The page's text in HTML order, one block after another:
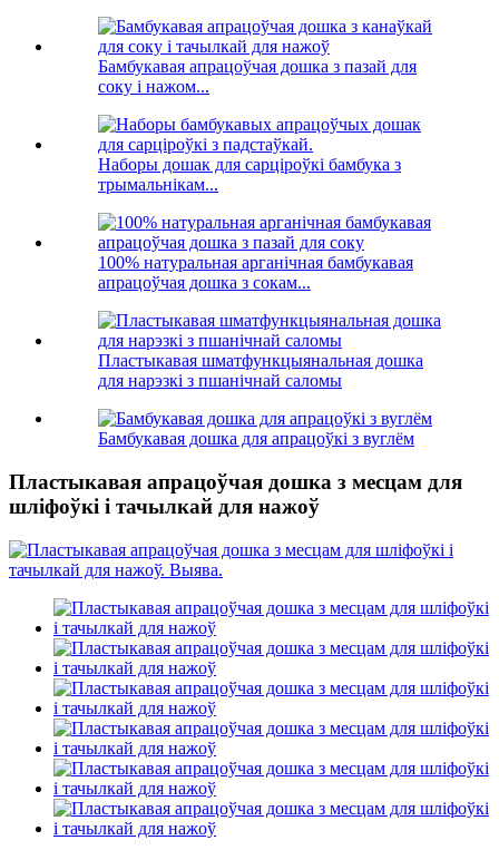
Бамбукавая апрацоўчая дошка з пазай для
соку і нажом...
Наборы дошак для сарціроўкі бамбука з
трымальнікам...
100% натуральная арганічная бамбукавая
апрацоўчая дошка з сокам...
Пластыкавая шматфункцыянальная дошка
для нарэзкі з пшанічнай саломы
Бамбукавая дошка для апрацоўкі з вуглём
Пластыкавая апрацоўчая дошка з месцам для
шліфоўкі і тачылкай для нажоў